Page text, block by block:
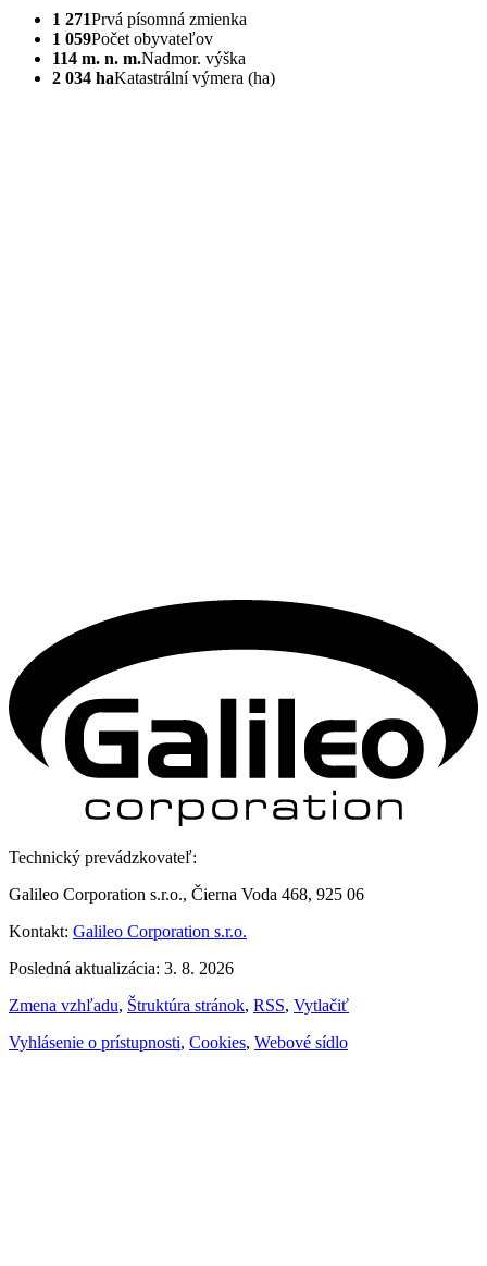
1 271Prvá písomná zmienka
1 059Počet obyvateľov
114 m. n. m.Nadmor. výška
2 034 haKatastrální výmera (ha)
Technický prevádzkovateľ:
Galileo Corporation s.r.o., Čierna Voda 468, 925 06
Kontakt: Galileo Corporation s.r.o.
Posledná aktualizácia: 3. 8. 2026
Zmena vzhľadu, Štruktúra stránok, RSS, Vytlačiť
Vyhlásenie o prístupnosti, Cookies, Webové sídlo